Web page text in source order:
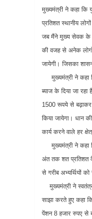
मुख्यमंत्री ने कहा कि
प्रतिशत स्थानीय
जब मैंने मुख्य सेवक के रूप
की वजह से अनेक लोगों
जायेगी। जिसका
मुख्यमंत्री ने कहा
ब्याज के दिया जा
1500 रूपये से बढ़ाकर
किया जायेगा। धान
कार्य करने वाले हर
मुख्यमंत्री ने कहा
अंत तक शत प्रतिशत
से गरीब अभ्यर्थियों
मुख्यमंत्री ने
साझा करते हुए कहा कि
पेंशन 8 हजार रुपए से